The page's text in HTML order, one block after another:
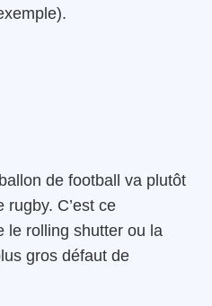
de football va plutôt
C’est ce
le rolling shutter ou la
gros défaut de